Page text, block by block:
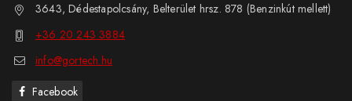
3643, Dédestapolcsány, Belterület hrsz. 878 (Benzinkút mellett)
+36 20 243 3884
info@gortech.hu
Facebook